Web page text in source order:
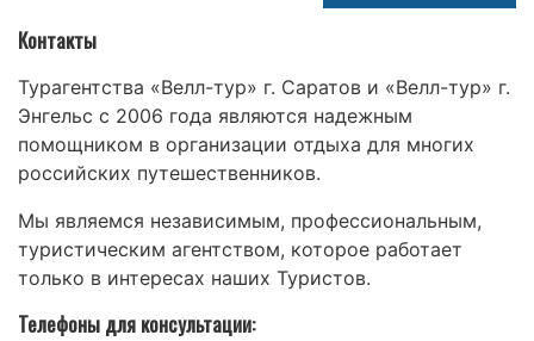
Контакты
Турагентства «Велл-тур» г. Саратов и «Велл-тур» г.
Энгельс с 2006 года являются надежным
помощником в организации отдыха для многих
российских путешественников.
Мы являемся независимым, профессиональным,
туристическим агентством, которое работает
только в интересах наших Туристов.
Телефоны для консультации: